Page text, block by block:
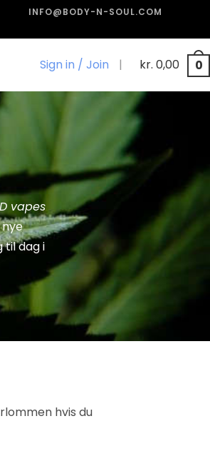
INFO@BODY-N-SOUL.COM
Sign in / Join | kr. 0,00 0
vapes
til dag i
hvis du